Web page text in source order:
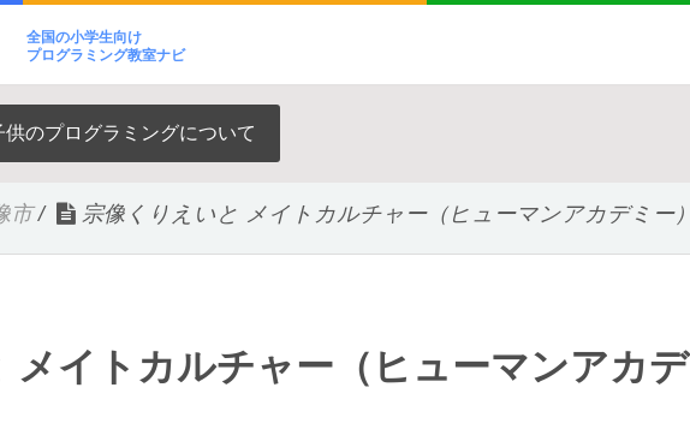
全国の小学生向け
プログラミング教室ナビ
供のプログラミングについて
市/ 宗像くりえいと メイトカルチャー（ヒューマンアカデミー）
メイトカルチャー（ヒューマンアカデ